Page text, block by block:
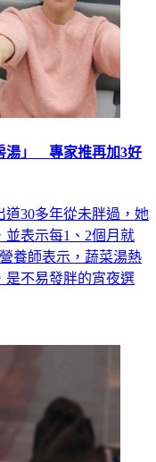
湯」 專家推再加3好
30多年從未胖過，她
表示每1、2個月就
養師表示，蔬菜湯熱
是不易發胖的宵夜選